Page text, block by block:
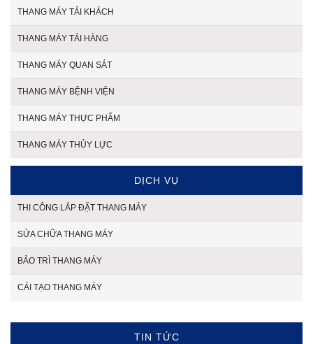
THANG MÁY TẢI KHÁCH
THANG MÁY TẢI HÀNG
THANG MÁY QUAN SÁT
THANG MÁY BỆNH VIỆN
THANG MÁY THỰC PHẨM
THANG MÁY THỦY LỰC
DỊCH VỤ
THI CÔNG LẮP ĐẶT THANG MÁY
SỬA CHỮA THANG MÁY
BẢO TRÌ THANG MÁY
CẢI TẠO THANG MÁY
TIN TỨC